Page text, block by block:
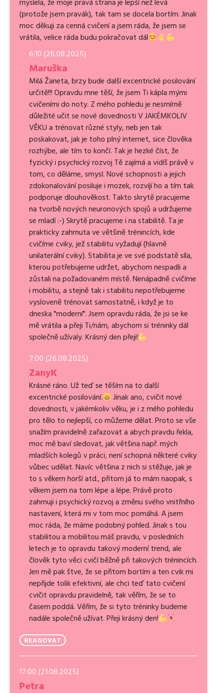
myslela, že moje pravá strana je lepší než levá
(protože jsem pravák), tak tam se docela bortím. Jinak
moc děkuji za cenná cvičení a jsem ráda, že jsem se
vrátila, velice ráda budu pokračovat dál
6:10 (26.08.2025)
Maruška
Milá Žaneta, brzy bude další excentrické posilování
určitě!!! Opravdu mne těší, že jsem Ti kápla mými
cvičeními do noty. Z mého pohledu je nesmírně
důležité učit se nové dovednosti V JAKÉMKOLIV
VĚKU a trénovat různé styly, neb jen tak
poskakovat, jak je toho plný internet, sice člověka
rozhýbe, ale tím to končí. Tak je hezké číst, že
fyzický i psychický rozvoj Tě zajímá a vidíš právě v
tom, co děláme, smysl. Nové schopnosti a jejich
zdokonalování posiluje i mozek, rozvíjí ho a tím tak
podporuje dlouhověkost. Takto skrytě pracujeme
na tvorbě nových neuronových spojů a udržujeme
se mladí :-) Skrytě pracujeme i na stabilitě. Ta je
prakticky zahrnuta ve většině trénincích, kde
cvičíme cviky, jež stabilitu vyžadují (hlavně
unilaterální cviky). Stabilita je ve své podstatě síla,
kterou potřebujeme udržet, abychom nespadli a
zůstali na požadovaném místě. Nenápadně cvičíme
i mobilitu, a stejně tak i stabilitu nepotřebujeme
vysloveně trénovat samostatně, i když je to
dneska "moderní". Jsem opravdu ráda, že jsi se ke
mě vrátila a přeji Ti/nám, abychom si tréninky dál
společně užívaly. Krásný den přeji!
7:00 (26.08.2025)
ZanyK
Krásné ráno. Už teď se těším na to další
excentrické posilování.
Jinak ano, cvičit nové
dovednosti, v jakémkoliv věku, je i z mého pohledu
pro tělo to nejlepší, co můžeme dělat. Proto se vše
snažím pravidelně zařazovat a abych pravdu řekla,
moc mě baví sledovat, jak většina např. mých
mladších kolegů v práci, není schopná některé cviky
vůbec udělat. Navíc většina z nich si stěžuje, jak je
to s věkem horší atd., přitom já to mám naopak, s
věkem jsem na tom lépe a lépe. Právě proto
zahrnuji i psychický rozvoj a změnu svého vnitřního
nastavení, která mi v tom moc pomáhá. A jsem
moc ráda, že máme podobný pohled. Jinak s tou
stabilitou a mobilitou máš pravdu, v posledních
letech je to opravdu takový moderní trend, ale
člověk tyto věci cvičí běžně při takových trénincích.
Jen mě pak štve, že se přitom bortím a ten cvik mi
nepřijde tolik efektivní, ale chci teď tato cvičení
cvičit opravdu pravidelně, tak věřím, že se to
časem poddá. Věřím, že si tyto tréninky budeme
nadále společně užívat. Přeji krásný den!
REAGOVAT
17:00 (21.08.2025)
Petra